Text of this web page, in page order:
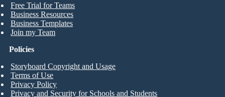
Free Trial for Teams
Business Resources
Business Templates
Join my Team
Policies
Storyboard Copyright and Usage
Terms of Use
Privacy Policy
Privacy and Security for Schools and Students